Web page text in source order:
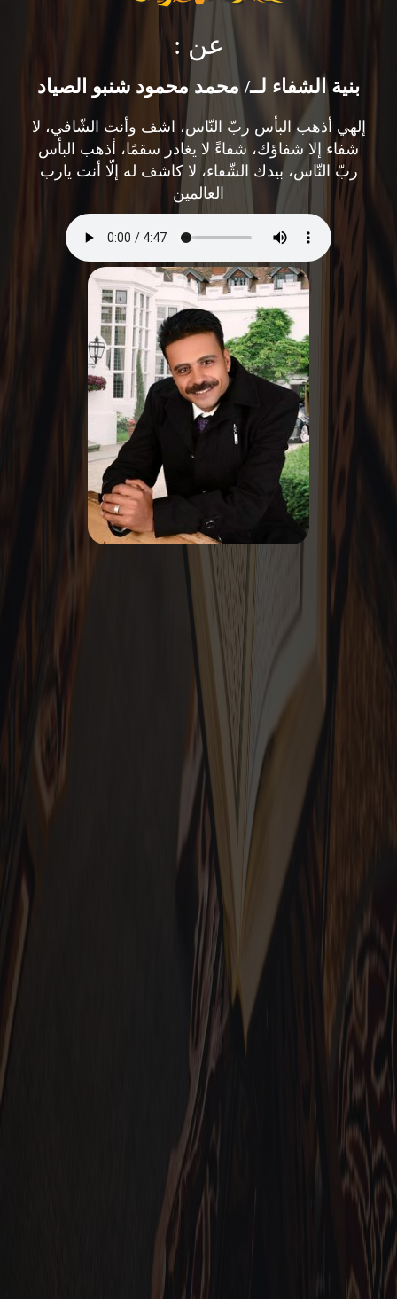
عن :
بنية الشفاء لــ/ محمد محمود شنبو الصياد
إلهي أذهب البأس ربّ النّاس، اشف وأنت الشّافي، لا
شفاء إلا شفاؤك، شفاءً لا يغادر سقمًا، أذهب البأس
ربّ النّاس، بيدك الشّفاء، لا كاشف له إلّا أنت يارب
العالمين